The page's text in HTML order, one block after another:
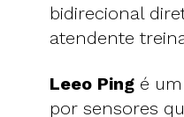
bidirecional
atendente
Leeo Ping é
por sensores